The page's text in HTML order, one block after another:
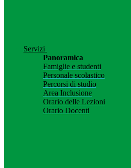
Servizi
Panoramica
Famiglie e studenti
Personale scolastico
Percorsi di studio
Area Inclusione
Orario delle Lezioni
Orario Docenti